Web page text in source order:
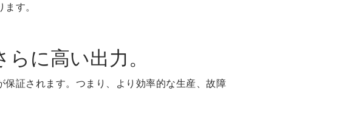
す。
に高い出力。
証されます。つまり、より効率的な生産、故障